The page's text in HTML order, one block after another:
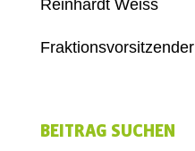
Reinhardt Weiss
Fraktionsvorsitzender
BEITRAG SUCHEN